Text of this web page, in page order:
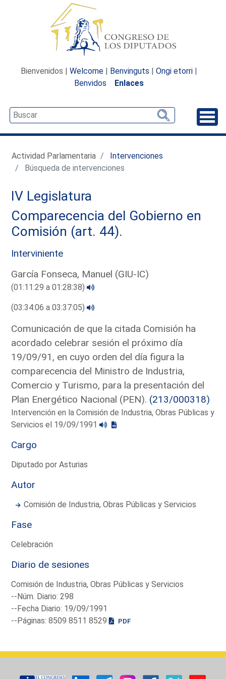
Bienvenidos | Welcome | Benvinguts | Ongi etorri |
Benvidos
Enlaces
Actividad Parlamentaria
Intervenciones
Búsqueda de intervenciones
IV Legislatura
Comparecencia del Gobierno en
Comisión (art. 44).
Interviniente
García Fonseca, Manuel (GIU-IC)
(01:11:29 a 01:28:38)
(03:34:06 a 03:37:05)
Comunicación de que la citada Comisión ha
acordado celebrar sesión el próximo día
19/09/91, en cuyo orden del día figura la
comparecencia del Ministro de Industria,
Comercio y Turismo, para la presentación del
Plan Energético Nacional (PEN). (213/000318)
Intervención en la Comisión de Industria, Obras Públicas y
Servicios el 19/09/1991
Cargo
Diputado por Asturias
Autor
Comisión de Industria, Obras Públicas y Servicios
Fase
Celebración
Diario de sesiones
Comisión de Industria, Obras Públicas y Servicios
--Núm. Diario: 298
--Fecha Diario: 19/09/1991
--Páginas: 8509 8511 8529
PDF